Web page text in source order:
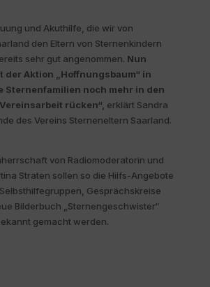
und Akuthilfe, die wir von
den Eltern von Sternenkindern
sehr gut angenommen. Nun
der Aktion „Hoffnungsbaum“ in
Sternenfamilien noch mehr in den
rücken“, erklärt Sandra
des Vereins Sterneneltern Saarland.
von Radiomoderatorin und
Straten sollen so die Hilfs-Angebote
Gesprächskreise
Bilderbuch „Sternengeschwister“
gemacht werden.